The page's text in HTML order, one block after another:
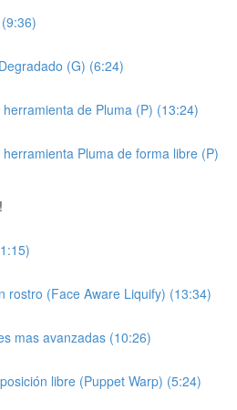
(G) (6:24)
de Pluma (P) (13:24)
Pluma de forma libre (P)
rostro (Face Aware Liquify) (13:34)
mas avanzadas (10:26)
libre (Puppet Warp) (5:24)